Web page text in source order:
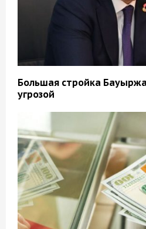
Большая стройка
угрозой